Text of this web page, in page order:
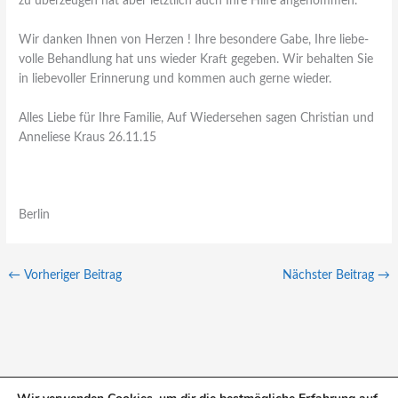
Wir danken Ihnen von Herzen ! Ihre besondere Gabe, Ihre liebe-
volle Behandlung hat uns wieder Kraft gegeben. Wir behalten Sie
in liebevoller Erinnerung und kommen auch gerne wieder.
Alles Liebe für Ihre Familie, Auf Wiedersehen sagen Christian und
Anneliese Kraus 26.11.15
Berlin
← Vorheriger Beitrag Nächster Beitrag →